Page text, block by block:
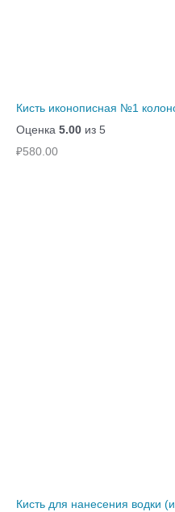
Кисть иконописная №1
Оценка 5.00 из 5
₽580.00
Кисть для нанесения водки